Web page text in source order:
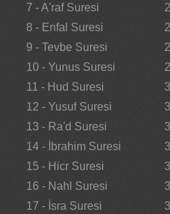
7 - A'raf Suresi
8 - Enfal Suresi
9 - Tevbe Suresi
10 - Yunus Suresi
11 - Hud Suresi
12 - Yusuf Suresi
13 - Ra'd Suresi
14 - İbrahim Suresi
15 - Hicr Suresi
16 - Nahl Suresi
17 - İsra Suresi